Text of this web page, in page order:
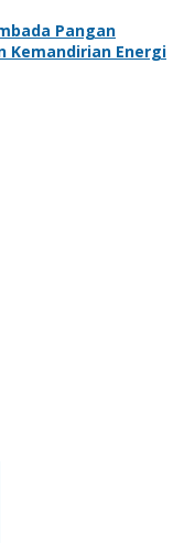
Pangan
Kemandirian Energi